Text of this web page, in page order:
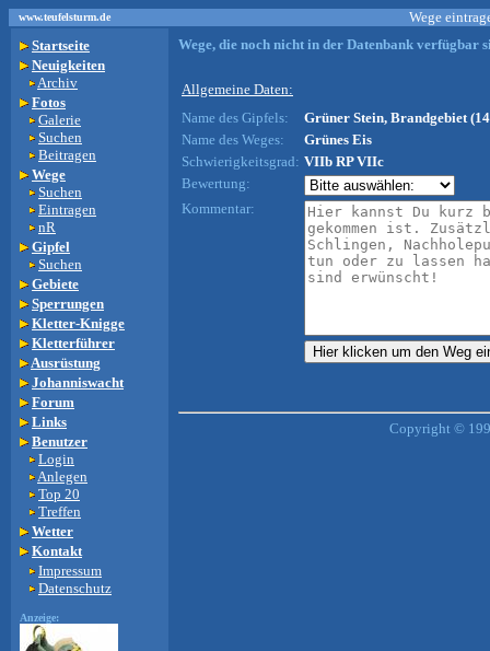
www.teufelsturm.de
Wege
Startseite
Neuigkeiten
Archiv
Fotos
Galerie
Suchen
Beitragen
Wege
Suchen
Eintragen
nR
Gipfel
Suchen
Gebiete
Sperrungen
Kletter-Knigge
Kletterführer
Ausrüstung
Johanniswacht
Forum
Links
Benutzer
Login
Anlegen
Top 20
Treffen
Wetter
Kontakt
Impressum
Datenschutz
Anzeige:
Wege, die noch nicht in der Datenbank verfügbar
Allgemeine Daten:
Name des Gipfels:
Grüner Stein, Brandgebiet
Name des Weges:
Grünes Eis
Schwierigkeitsgrad: VIIb RP VIIc
Bewertung:
Kommentar:
Copyright ©